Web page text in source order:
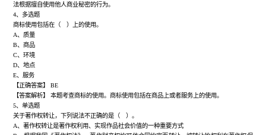
法根据擅自使用他人商业秘密的行为。
4、多选题
商标使用包括在（ ）上的使用。
A、质量
B、商品
C、环境
D、地点
E、服务
【正确答案】
BE
【答案解析】
本题考查商标的使用。商标使用包括在商品上或者服务上的使用。
5、单选题
关于著作权转让，下列说法不正确的是（ ）。
A、著作权转让是著作权利用、实现作品社会价值的一种重要方式